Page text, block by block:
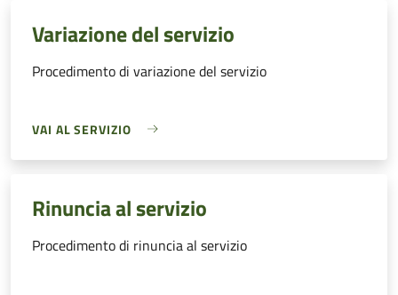
Variazione del servizio
Procedimento di variazione del servizio
VAI AL SERVIZIO
Rinuncia al servizio
Procedimento di rinuncia al servizio